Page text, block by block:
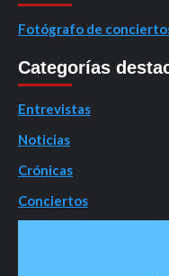
Fotógrafo de
Categorías
Entrevistas
Noticias
Crónicas
Conciertos